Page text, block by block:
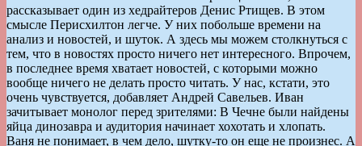
рассказывает один из хедрайтеров Денис Ртищев. В этом
смысле Перисхилтон легче. У них побольше времени на
анализ и новостей, и шуток. А здесь мы можем столкнуться с
тем, что в новостях просто ничего нет интересного. Впрочем,
в последнее время хватает новостей, с которыми можно
вообще ничего не делать просто читать. У нас, кстати, это
очень чувствуется, добавляет Андрей Савельев. Иван
зачитывает монолог перед зрителями: В Чечне были найдены
яйца динозавра и аудитория начинает хохотать и хлопать.
Ваня не понимает, в чем дело, шутку-то он еще не произнес. А